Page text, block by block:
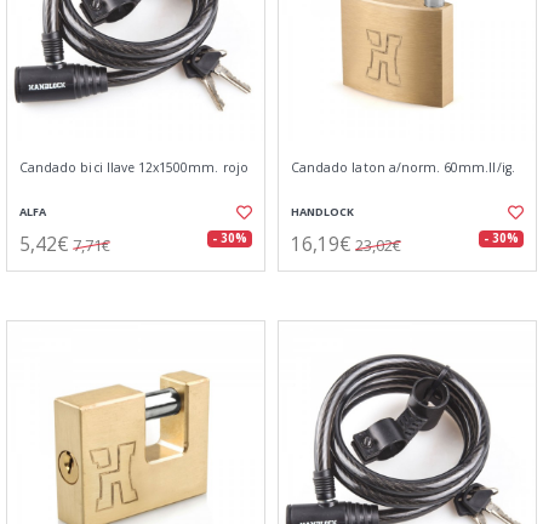
Candado bici llave 12x1500mm. rojo
ALFA
5,42€ 7,71€ - 30%
Candado laton a/norm. 60mm.ll/ig.
HANDLOCK
16,19€ 23,02€ - 30%